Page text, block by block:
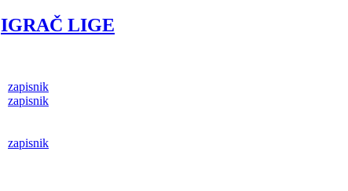
IGRAČ LIGE
zapisnik
zapisnik
zapisnik